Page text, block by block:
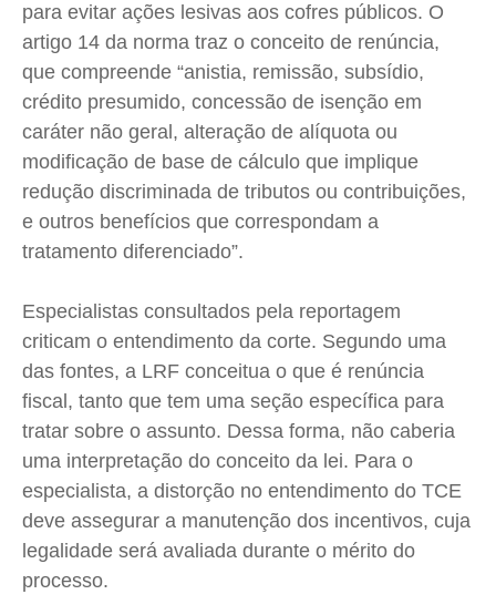
para evitar ações lesivas aos cofres públicos. O
artigo 14 da norma traz o conceito de renúncia,
que compreende “anistia, remissão, subsídio,
crédito presumido, concessão de isenção em
caráter não geral, alteração de alíquota ou
modificação de base de cálculo que implique
redução discriminada de tributos ou contribuições,
e outros benefícios que correspondam a
tratamento diferenciado”.
Especialistas consultados pela reportagem
criticam o entendimento da corte. Segundo uma
das fontes, a LRF conceitua o que é renúncia
fiscal, tanto que tem uma seção específica para
tratar sobre o assunto. Dessa forma, não caberia
uma interpretação do conceito da lei. Para o
especialista, a distorção no entendimento do TCE
deve assegurar a manutenção dos incentivos, cuja
legalidade será avaliada durante o mérito do
processo.